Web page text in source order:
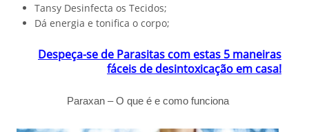
Tansy Desinfecta os Tecidos;
Dá energia e tonifica o corpo;
Despeça-se de Parasitas com estas 5 maneiras
fáceis de desintoxicação em casa!
Paraxan – O que é e como funciona